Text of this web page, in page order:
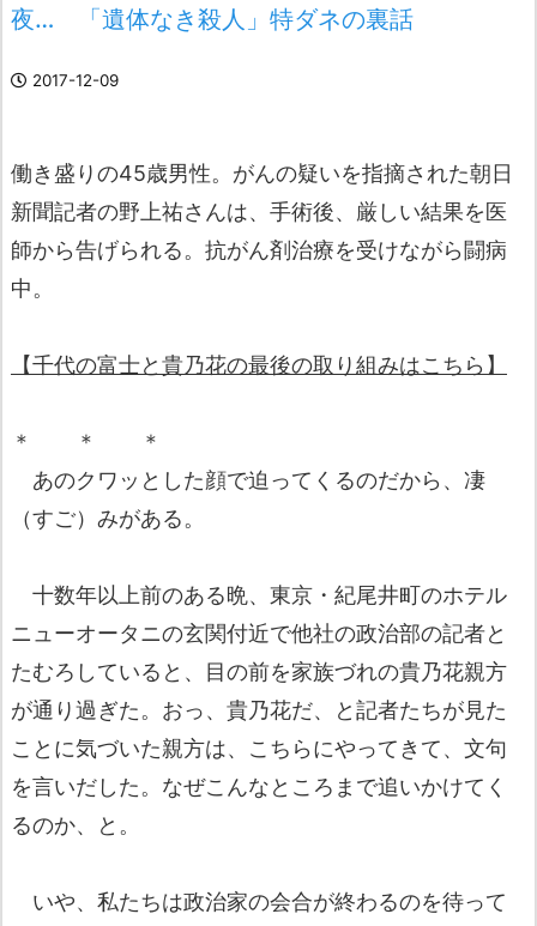
夜… 「遺体なき殺人」特ダネの裏話
2017-12-09
働き盛りの45歳男性。がんの疑いを指摘された朝日
新聞記者の野上祐さんは、手術後、厳しい結果を医
師から告げられる。抗がん剤治療を受けながら闘病
中。
【千代の富士と貴乃花の最後の取り組みはこちら】
＊ ＊ ＊
あのクワッとした顔で迫ってくるのだから、凄
（すご）みがある。
十数年以上前のある晩、東京・紀尾井町のホテル
ニューオータニの玄関付近で他社の政治部の記者と
たむろしていると、目の前を家族づれの貴乃花親方
が通り過ぎた。おっ、貴乃花だ、と記者たちが見た
ことに気づいた親方は、こちらにやってきて、文句
を言いだした。なぜこんなところまで追いかけてく
るのか、と。
いや、私たちは政治家の会合が終わるのを待って